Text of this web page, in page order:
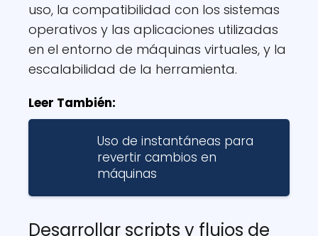
uso, la compatibilidad con los sistemas
operativos y las aplicaciones utilizadas
en el entorno de máquinas virtuales, y la
escalabilidad de la herramienta.
Leer También:
Uso de instantáneas para
revertir cambios en
máquinas
Desarrollar scripts y flujos de